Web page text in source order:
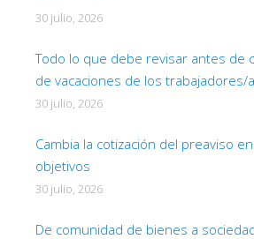
30 julio, 2026
Todo lo que debe revisar antes de
de vacaciones de los trabajadores/
30 julio, 2026
Cambia la cotización del preaviso
objetivos
30 julio, 2026
De comunidad de bienes a